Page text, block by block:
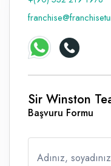
Sir Winston
Başvuru Formu
Adınız, soyadınız